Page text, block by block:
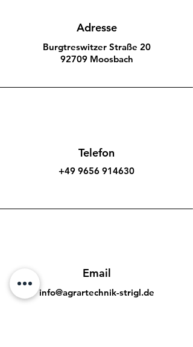
Adresse
Burgtreswitzer Straße 20
92709 Moosbach
Telefon
+49 9656 914630
Email
info@agrartechnik-strigl.de